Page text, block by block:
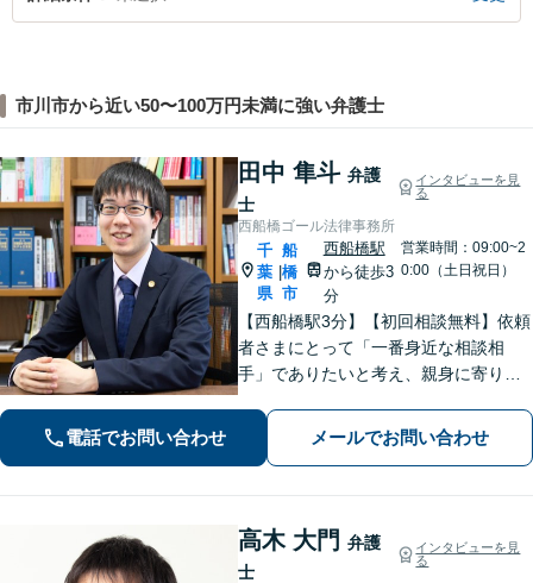
市川市から近い50〜100万円未満に強い弁護士
田中 隼斗 弁護
士
インタビューを見
る
西船橋ゴール法律事務所
千
葉
県
|
船
橋
市
西船橋駅
から徒歩3
分
営業時間：09:00~2
0:00（土日祝日）
【西船橋駅3分】【初回相談無料】依頼
者さまにとって「一番身近な相談相
手」でありたいと考え、親身に寄り添
す。おひとりで悩まず、弁護士にご相
談ください。前向きな一歩を踏み出せ
電話でお問い合わせ メールでお問い合わせ
高木 大門 弁護
士
インタビューを見
る